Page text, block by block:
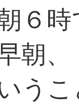
６
朝
う